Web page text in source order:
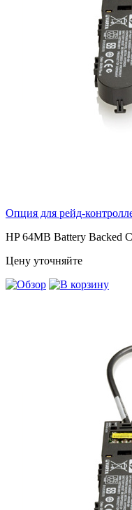
Опция для pейд-
HP 64MB Battery Backed
Цену уточняйте